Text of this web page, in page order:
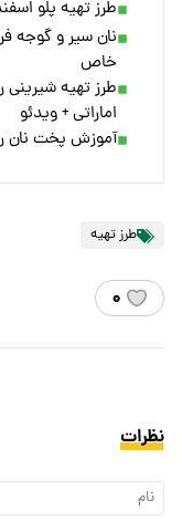
طرز تهیه پلو
نان سیر و گوجه
خاص
طرز تهیه
اماراتی + ویدئو
آموزش پخت نان
طرز تهیه
۰
نظرات